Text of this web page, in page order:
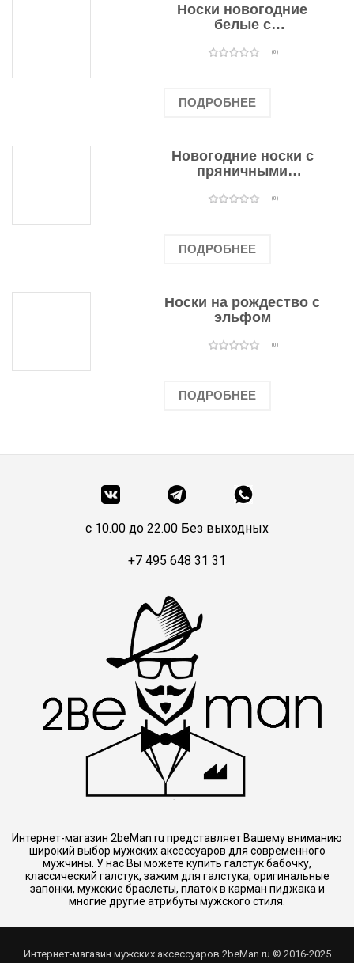
Носки новогодние
белые с
оленями(0)
ПОДРОБНЕЕ
Новогодние носки с
пряничными
(0)
ПОДРОБНЕЕ
Носки на рождество с
эльфом
(0)
ПОДРОБНЕЕ
c 10.00 до 22.00 Без выходных
+7 495 648 31 31
Интернет-магазин 2beMan.ru представляет Вашему вниманию
широкий выбор мужских аксессуаров для современного
мужчины. У нас Вы можете купить галстук бабочку,
классический галстук, зажим для галстука, оригинальные
запонки, мужские браслеты, платок в карман пиджака и
многие другие атрибуты мужского стиля.
Интернет-магазин мужских аксессуаров 2beMan.ru © 2016-2025